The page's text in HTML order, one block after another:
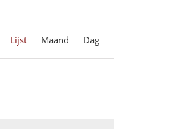
weergaven
navigatie
Lijst Maand Dag